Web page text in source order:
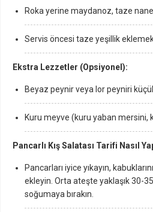
Roka yerine maydanoz, taze
Servis öncesi taze yeşillik
Ekstra Lezzetler (Opsiyonel):
Beyaz peynir veya lor peyniri
Kuru meyve (kuru yaban mersini,
Pancarlı Kış Salatası Tarifi Nasıl
Pancarları iyice yıkayın,
ekleyin. Orta ateşte yaklaşık 30-
soğumaya bırakın.